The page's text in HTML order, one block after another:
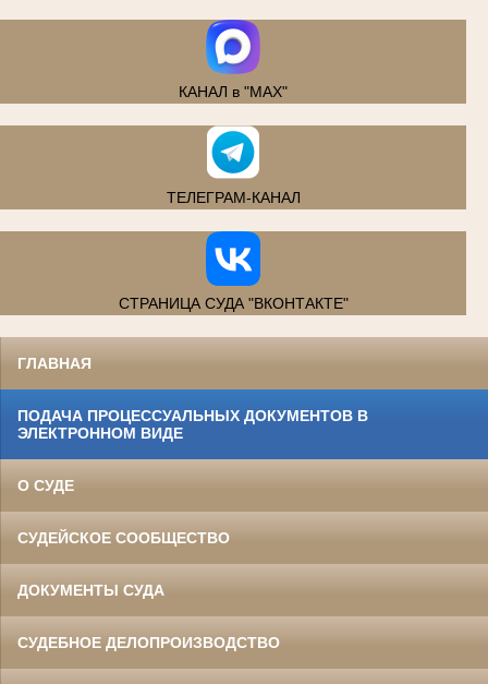
КАНАЛ в "MAX"
ТЕЛЕГРАМ-КАНАЛ
СТРАНИЦА СУДА "ВКОНТАКТЕ"
ГЛАВНАЯ
ПОДАЧА ПРОЦЕССУАЛЬНЫХ ДОКУМЕНТОВ В
ЭЛЕКТРОННОМ ВИДЕ
О СУДЕ
СУДЕЙСКОЕ СООБЩЕСТВО
ДОКУМЕНТЫ СУДА
СУДЕБНОЕ ДЕЛОПРОИЗВОДСТВО